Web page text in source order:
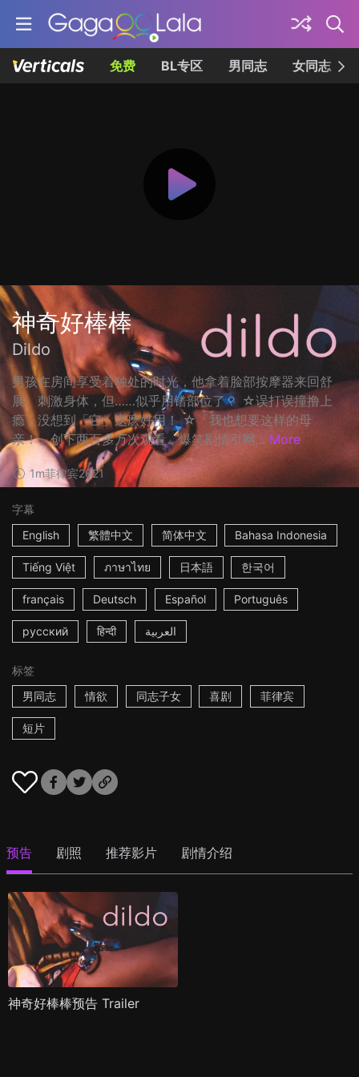
免费 BL专区 男同志 女同志
神奇好棒棒
Dildo
男孩在房间享受着独处的时光，他拿着脸部按摩器来回舒
展、刺激身体，但……似乎用错部位了？ ☆误打误撞撸上
瘾，没想到「它」这麽好用！ ☆「我也想要这样的母
亲！」创下两百多万次观看，爆笑剧情引网... More
1m菲律宾2021
字幕
English
繁體中文 简体中文 Bahasa Indonesia
Tiếng Việt ภาษาไทย 日本語 한국어
français Deutsch Español Português
русский हिन्दी العربية
标签
男同志
情欲 同志子女 喜剧 菲律宾
短片
预告 剧照 推荐影片 剧情介绍
神奇好棒棒预告 Trailer